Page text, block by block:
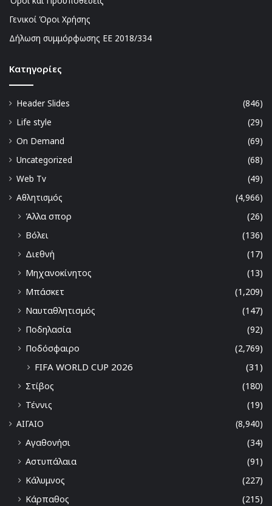
Γενικοί Όροι Χρήσης
Δήλωση συμμόρφωσης ΕΕ 2018/334
Kατηγορίες
Header Slides
(846)
Life style
(29)
On Demand
(69)
Uncategorized
(68)
Web Tv
(49)
Αθλητισμός
(4,966)
Άλλα σπορ
(26)
Βόλει
(136)
Διεθνή
(17)
Μηχανοκίνητος
(13)
Μπάσκετ
(1,209)
Ναυταθλητισμός
(147)
Ποδηλασία
(92)
Ποδόσφαιρο
(2,769)
FIFA WORLD CUP 2026 (31)
Στίβος
(180)
Τέννις
(19)
ΑΙΓΑΙΟ
(8,940)
Αγαθονήσι
(34)
Αστυπάλαια
(91)
Κάλυμνος
(227)
Κάρπαθος
(215)